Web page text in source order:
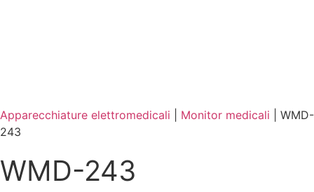
Apparecchiature elettromedicali Monitor medicali
WMD-
243
WMD-243